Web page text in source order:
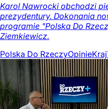
Karol Nawrocki obchodzi
prezydentury. Dokonania
programie "Polska Do
Ziemkiewicz.
Polska Do RzeczyOpinieKraj